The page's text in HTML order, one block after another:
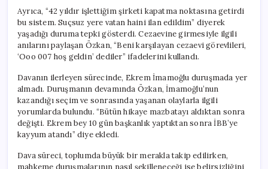
Ayrıca, “42 yıldır işlettiğim şirketi kapatma noktasına getirdi
bu sistem. Suçsuz yere vatan haini ilan edildim” diyerek
yaşadığı duruma tepki gösterdi. Cezaevine girmesiyle ilgili
anılarını paylaşan Özkan, “Beni karşılayan cezaevi görevlileri,
‘Ooo 007 hoş geldin’ dediler” ifadelerini kullandı.
Davanın ilerleyen sürecinde, Ekrem İmamoğlu duruşmada yer
almadı. Duruşmanın devamında Özkan, İmamoğlu’nun
kazandığı seçim ve sonrasında yaşanan olaylarla ilgili
yorumlarda bulundu. “Bütün hikaye mazbatayı aldıktan sonra
değişti. Ekrem bey 10 gün başkanlık yaptıktan sonra İBB’ye
kayyum atandı” diye ekledi.
Dava süreci, toplumda büyük bir merakla takip edilirken,
mahkeme duruşmalarının nasıl şekilleneceği ise belirsizliğini